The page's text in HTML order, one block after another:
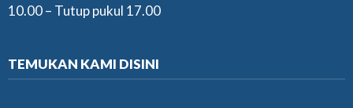
10.00 – Tutup pukul 17.00
TEMUKAN KAMI DISINI